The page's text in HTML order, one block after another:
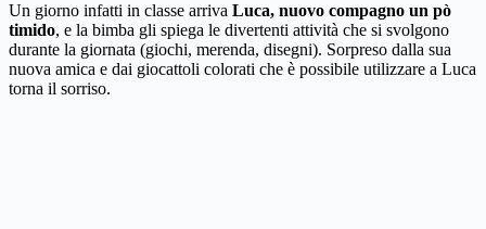
Un giorno infatti in classe arriva Luca, nuovo compagno un pò
timido, e la bimba gli spiega le divertenti attività che si svolgono
durante la giornata (giochi, merenda, disegni). Sorpreso dalla sua
nuova amica e dai giocattoli colorati che è possibile utilizzare a Luca
torna il sorriso.